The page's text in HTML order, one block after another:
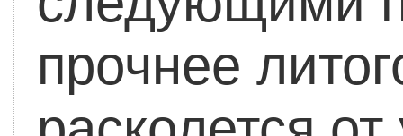
прочнее